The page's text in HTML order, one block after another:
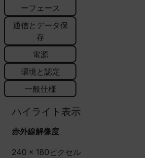
ーフェース
通信とデータ保
存
電源
環境と認定
一般仕様
ハイライト表示
赤外線解像度
240 × 180ピクセル